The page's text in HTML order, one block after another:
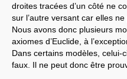
droites tracées d’un côté ne
sur l’autre versant car elles
Nous avons donc plusieurs
axiomes d’Euclide, à
Dans certains modèles, celui-
faux. Il ne peut donc être